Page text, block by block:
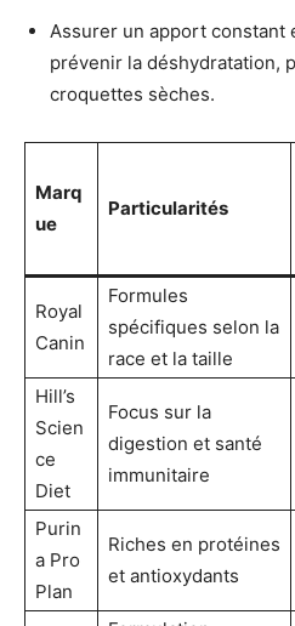
Assurer un apport constant
prévenir la déshydratation,
croquettes sèches.
Marq
ue
Particularités
Royal
Canin
Formules
spécifiques selon la
race et la taille
Hill’s
Scien
ce
Diet
Focus sur la
digestion et santé
immunitaire
Purin
a Pro
Plan
Riches en protéines
et antioxydants